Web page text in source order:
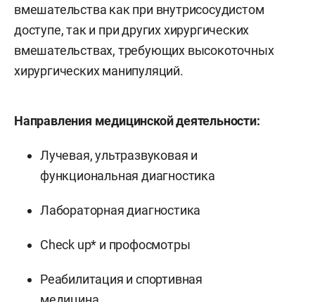
вмешательства как при внутрисосудистом
доступе, так и при других хирургических
вмешательствах, требующих высокоточных
хирургических манипуляций.
Направления медицинской деятельности:
Лучевая, ультразвуковая и
функциональная диагностика
Лабораторная диагностика
Check up* и профосмотры
Реабилитация и спортивная